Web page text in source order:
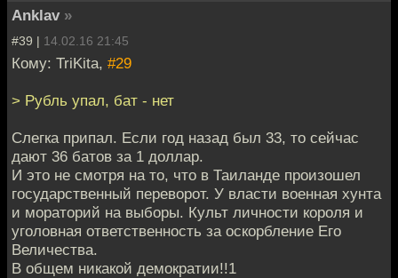
Anklav »
#39 | 14.02.16 21:45
Кому: TriKita, #29
> Рубль упал, бат - нет
Слегка припал. Если год назад был 33, то сейчас
дают 36 батов за 1 доллар.
И это не смотря на то, что в Таиланде произошел
государственный переворот. У власти военная хунта
и мораторий на выборы. Культ личности короля и
уголовная ответственность за оскорбление Его
Величества.
В общем никакой демократии!!1